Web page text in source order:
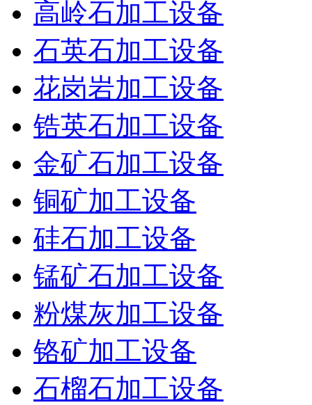
高岭石加工设备
石英石加工设备
花岗岩加工设备
锆英石加工设备
金矿石加工设备
铜矿加工设备
硅石加工设备
锰矿石加工设备
粉煤灰加工设备
铬矿加工设备
石榴石加工设备